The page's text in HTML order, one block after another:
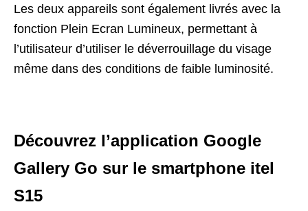
Les deux appareils sont également livrés avec la
fonction Plein Ecran Lumineux, permettant à
l’utilisateur d’utiliser le déverrouillage du visage
même dans des conditions de faible luminosité.
Découvrez l’application Google
Gallery Go sur le smartphone itel
S15